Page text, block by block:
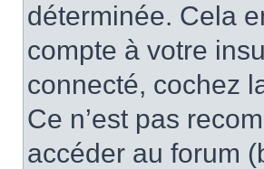
déterminée. Cela
compte à votre
connecté, cochez
Ce n’est pas
accéder au forum